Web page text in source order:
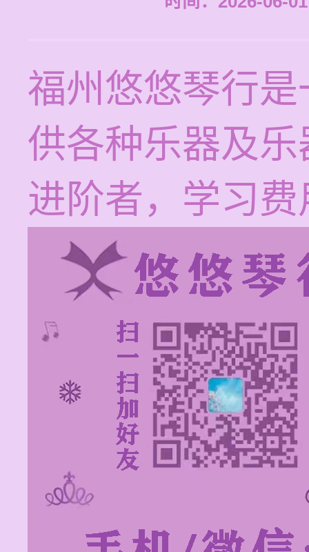
福州悠悠琴行
供各种乐器及
进阶者，学习